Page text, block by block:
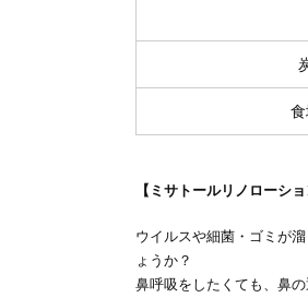
【ミサトールリノローシ
ウイルスや細菌・ゴミが
ょうか？
鼻呼吸をしたくても、鼻